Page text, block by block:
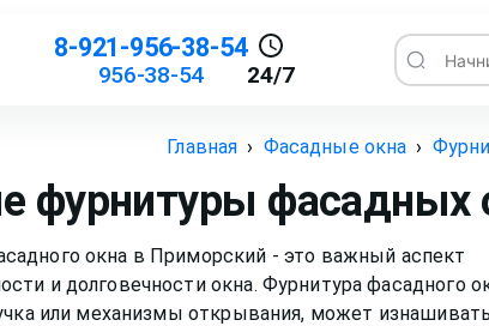
8-921-956-38-54
956-38-54 24/7 Начните
Главная › Фасадные окна ›
фурнитуры фасадных
окна в Приморский - это важный аспект
и долговечности окна. Фурнитура фасадного
или механизмы открывания, может